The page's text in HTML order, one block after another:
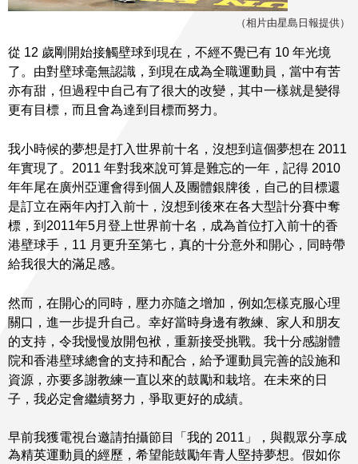
（相片由星島日報提供）
從 12 歲剛開始接觸壁球到現在，不經不覺已有 10 年光境
了。由對壁球毫無認識，到現在成為全職運動員，當中有苦
亦有甜，但過程中自己有了很大的改變，其中一樣就是變得
更有目標，而且會為達到目標而努力。
我小時候的夢想是打入世界前十名，沒想到這個夢想在 2011
年實現了。2011 年對我來說可算是難忘的一年，記得 2010
年年尾在廣州亞運會得到個人及團體銀牌後，自己的目標還
是訂立在兩年內打入前十，沒想到後來在各大型計分賽中奪
標，到2011年5月登上世界前十名，成為首位打入前十的香
港壁球手，11 月更升至第七，真的十分意外和開心，同時帶
給我很大的滿足感。
然而，在開心的同時，壓力亦隨之增加，例如怎樣克服心理
關口，進一步提升自己。幸好當時身邊有教練、家人和朋友
的支持，令我慢慢放開包袱，重新接受挑戰。我十分感謝體
院和香港壁球總會的支持和配合，給予運動員完善的設施和
資源，亦要多謝教練一直以來的鼓勵和栽培。在未來的日
子，我必定會繼續努力，爭取更好的成績。
早前我獲電視台邀請拍攝節目「我的 2011」，與觀眾分享成
為精英運動員的經歷，希望能鼓勵年青人堅持夢想。假如你